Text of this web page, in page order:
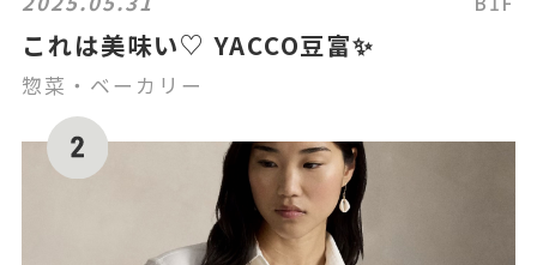
これは美味い♡ YACCO豆富✨
惣菜・ベーカリー